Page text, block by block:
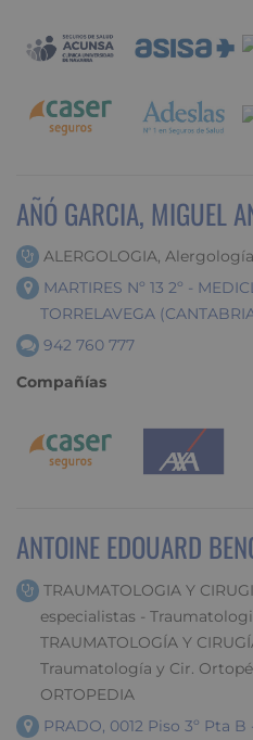
AÑÓ GARCIA, MIGUEL
ALERGOLOGIA, Alergología
MARTIRES Nº 13 2º -
TORRELAVEGA
942 760 777
Compañías
ANTOINE EDOUARD
TRAUMATOLOGIA Y
especialistas -
TRAUMATOLOGÍA Y
Traumatología y Cir.
ORTOPEDIA
PRADO, 0012 Piso 3º Pta